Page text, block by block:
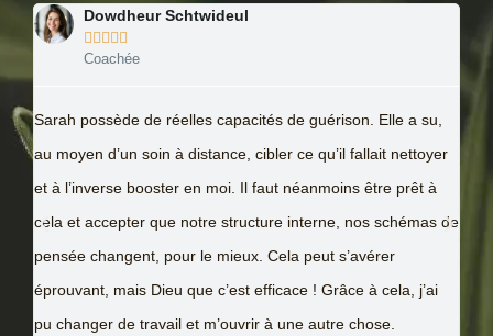
Dowdheur Schtwideul

Coachée
Sarah possède de réelles capacités de guérison. Elle a su,
au moyen d’un soin à distance, cibler ce qu’il fallait nettoyer
et à l’inverse booster en moi. Il faut néanmoins être prêt à
cela et accepter que notre structure interne, nos schémas de
pensée changent, pour le mieux. Cela peut s’avérer
éprouvant, mais Dieu que c’est efficace ! Grâce à cela, j’ai
pu changer de travail et m’ouvrir à une autre chose.